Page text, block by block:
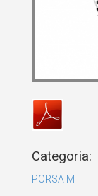
Categoria:
PORSA MT